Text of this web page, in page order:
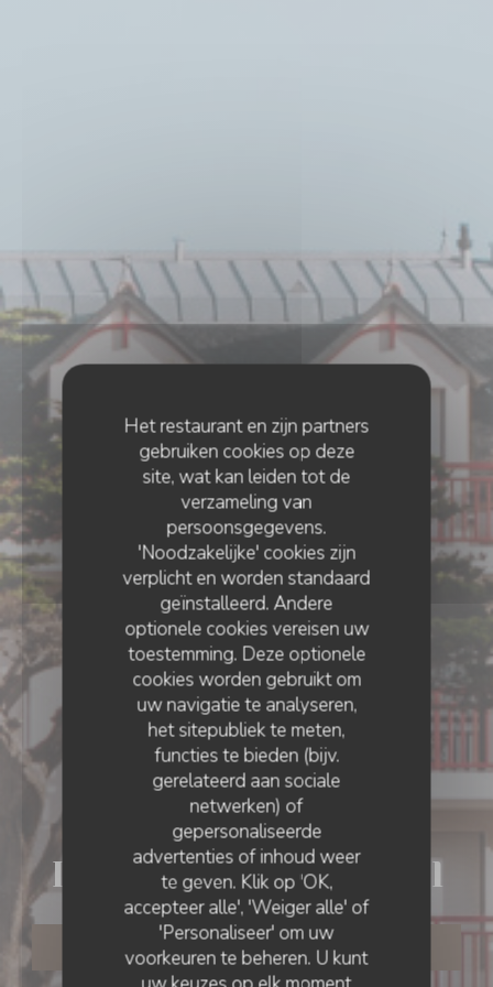
Het restaurant en zijn partners
gebruiken cookies op deze
site, wat kan leiden tot de
verzameling van
persoonsgegevens.
'Noodzakelijke' cookies zijn
verplicht en worden standaard
geïnstalleerd. Andere
optionele cookies vereisen uw
toestemming. Deze optionele
cookies worden gebruikt om
uw navigatie te analyseren,
het sitepubliek te meten,
functies te bieden (bijv.
gerelateerd aan sociale
netwerken) of
gepersonaliseerde
advertenties of inhoud weer
te geven. Klik op 'OK,
accepteer alle', 'Weiger alle' of
'Personaliseer' om uw
voorkeuren te beheren. U kunt
PLÉNEUF-VAL-ANDRÉ
Les Baigneuses du Val
RESERVEER EEN TAFEL